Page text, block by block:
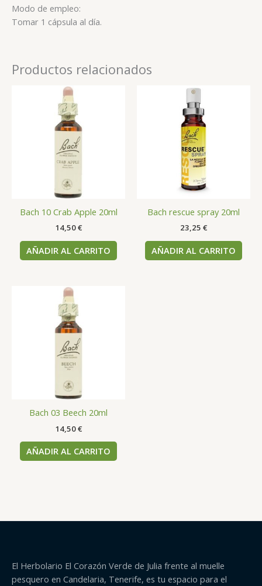
Modo de empleo:
Tomar 1 cápsula al día.
Productos relacionados
Bach 10 Crab Apple 20ml
14,50€
AÑADIR AL CARRITO
Bach rescue spray 20ml
23,25 €
AÑADIR AL CARRITO
Bach 03 Beech 20ml
14,50€
AÑADIR AL CARRITO
El Herbolario El Corazón Verde de Julia frente al muelle
pesquero en Candelaria, Tenerife, es tu espacio para el